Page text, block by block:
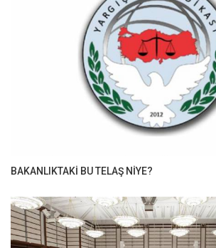
BAKANLIKTAKİ BU TELAŞ NİYE?